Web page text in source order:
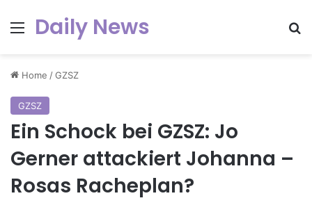
Menu
Daily News
Home /GZSZ
GZSZ
Ein Schock bei GZSZ: Jo
Gerner attackiert Johanna –
Rosas Racheplan?